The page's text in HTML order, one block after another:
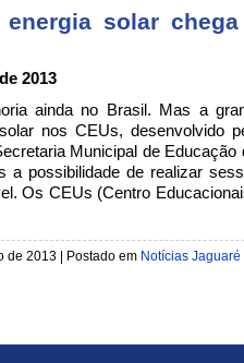
solar
2013
ainda no Brasil. Mas a
nos CEUs, desenvolvido
Municipal de Educação
a possibilidade de realizar
Os CEUs (Centro
de 2013 | Postado em Notícias Jaguaré